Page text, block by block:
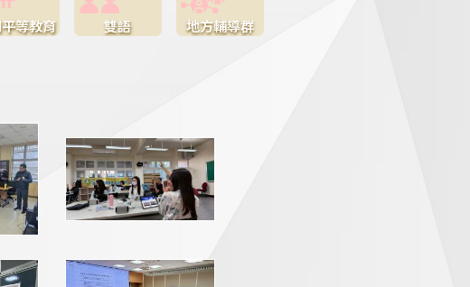
等教育 雙語 地方輔導群